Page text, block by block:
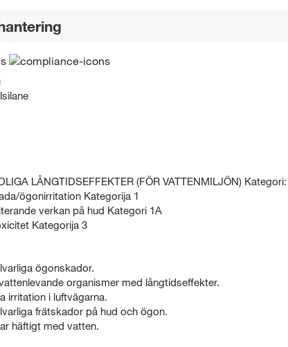
LÅNGTIDSEFFEKTER (FÖR VATTENMILJÖN)
ögonirritation Kategorija 1
verkan på hud Kategori 1A
Kategorija 3
ögonskador.
organismer med långtidseffekter.
irritation i luftvägarna.
frätskador på hud och ögon.
häftigt med vatten.